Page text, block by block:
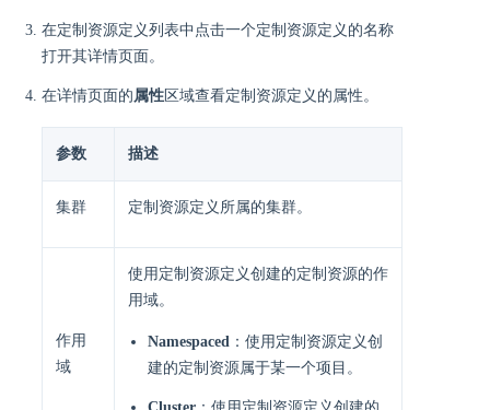
在定制资源定义列表中点击一个定制资源定义的名称
打开其详情页面。
在详情页面的属性 区域查看定制资源定义的属性。
参数 描述
集群 定制资源定义所属的集群。
作用
域
使用定制资源定义创建的定制资源的作
用域。
Namespaced ：使用定制资源定义创
建的定制资源属于某一个项目。